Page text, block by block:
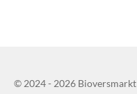
© 2024 - 2026 Bioversmarkt